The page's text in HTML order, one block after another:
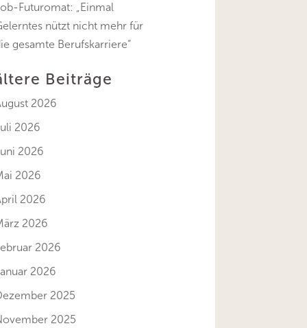
Futuromat: „Einmal
nützt nicht mehr für
gesamte Berufskarriere“
Beiträge
2026
2026
2026
2026
2026
2026
2026
2026
2025
2025